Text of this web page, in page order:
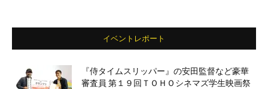
イベントレポート
『侍タイムスリッパー』の安田監督など豪華
審査員 第１９回ＴＯＨＯシネマズ学生映画祭